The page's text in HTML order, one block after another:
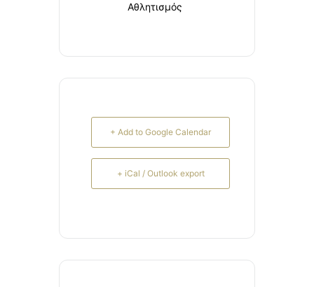
Αθλητισμός
+ Add to Google Calendar
+ iCal / Outlook export